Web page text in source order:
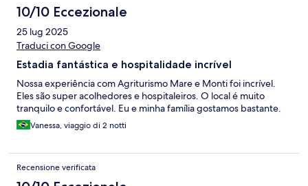
10/10 Eccezionale
25 lug 2025
Traduci con Google
Estadia fantástica e hospitalidade incrível
Nossa experiência com Agriturismo Mare e Monti foi incrível.
Eles são super acolhedores e hospitaleiros. O local é muito
tranquilo e confortável. Eu e minha família gostamos bastante.
Vanessa, viaggio di 2 notti
Recensione verificata